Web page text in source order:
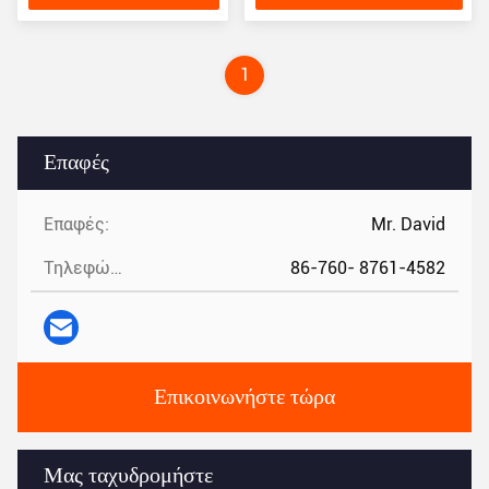
Επαφές
Επαφές: Mr. David
Τηλεφώνημα: 86-760- 8761-4582
Επικοινωνήστε τώρα
Μας ταχυδρομήστε
1